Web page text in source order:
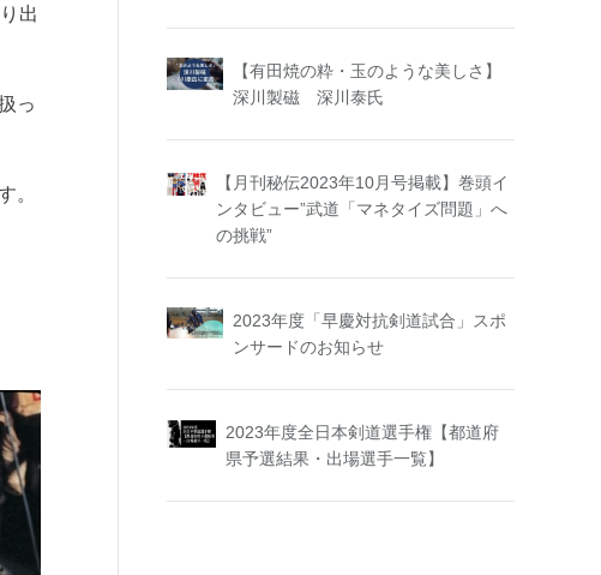
出
っ
。
【有田焼の粋・玉のような美しさ】
深川製磁 深川泰氏
【月刊秘伝2023年10月号掲載】巻頭イ
ンタビュー”武道「マネタイズ問題」へ
の挑戦”
2023年度「早慶対抗剣道試合」スポ
ンサードのお知らせ
2023年度全日本剣道選手権【都道府
県予選結果・出場選手一覧】